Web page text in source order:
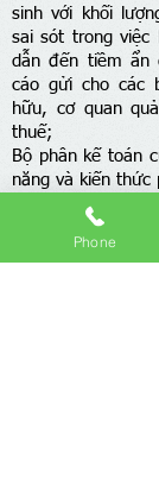
sinh với khối
sai sót trong việc
dẫn đến tiềm ẩn
cáo gửi cho các
hữu, cơ quan
thuế;
Bộ phân kế toán
năng và kiến
sai sót được kiểm
Khách hàng
độc lập để tạo
Phone